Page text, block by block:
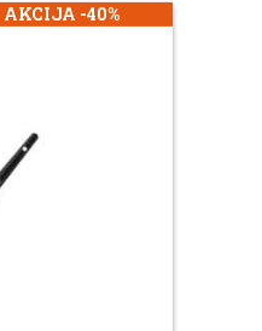
AKCIJA -40%